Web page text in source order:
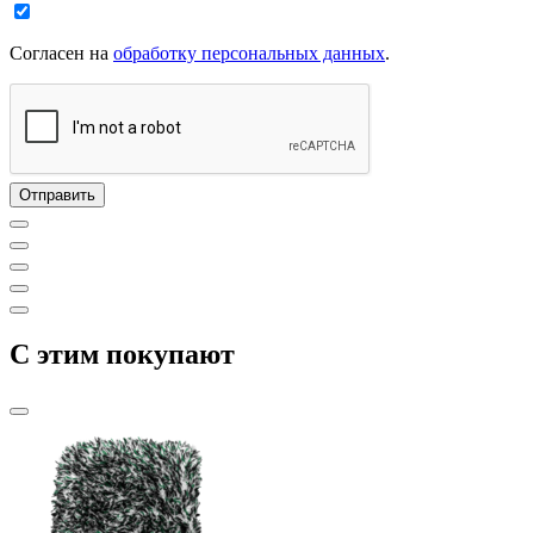
Согласен на обработку персональных данных.
C этим покупают